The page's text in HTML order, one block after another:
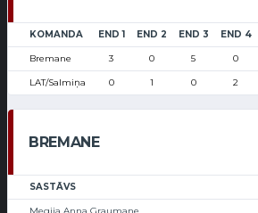
KOMANDA END 1 END 2 END 3 END 4
Bremane 3 0 5 0
LAT/Salmiņa 0 1 0 2
BREMANE
SASTĀVS